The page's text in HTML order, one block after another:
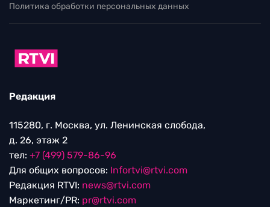
Политика обработки персональных данных
Редакция
115280, г. Москва, ул. Ленинская слобода,
д. 26, этаж 2
тел: +7 (499) 579-86-96
Для общих вопросов: Infortvi@rtvi.com
Редакция RTVI: news@rtvi.com
Маркетинг/PR: pr@rtvi.com